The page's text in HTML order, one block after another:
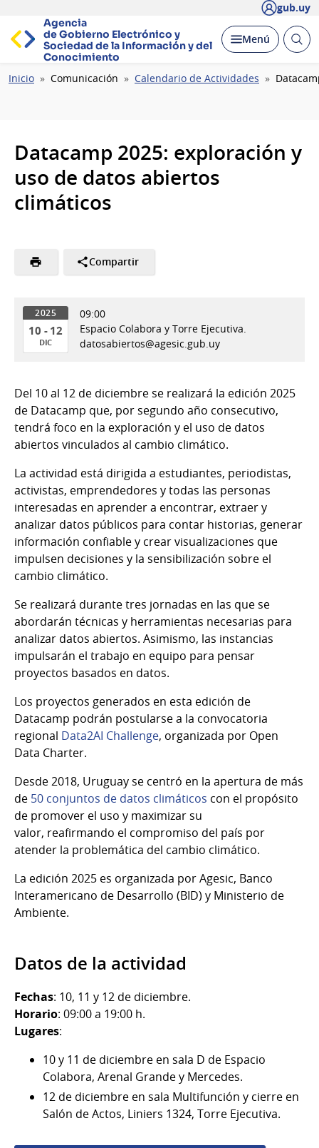
gub.uy
Agencia
de Gobierno Electrónico y
Sociedad de la Información y del
Conocimiento
Desplegar
Menú Abrir
Ruta
Inicio Comunicación Calendario de Actividades
Datacamp 2025: exploración y
uso de datos abiertos
climáticos
Compartir
2025
10 - 12
DIC
12
de
Dic
del
09:00
Espacio Colabora y Torre Ejecutiva.
datosabiertos@agesic.gub.uy
Del 10 al 12 de diciembre se realizará la edición 2025
de Datacamp que, por segundo año consecutivo,
tendrá foco en la exploración y el uso de datos
abiertos vinculados al cambio climático.
La actividad está dirigida a estudiantes, periodistas,
activistas, emprendedores y todas las personas
interesadas en aprender a encontrar, extraer y
analizar datos públicos para contar historias, generar
información confiable y crear visualizaciones que
impulsen decisiones y la sensibilización sobre el
cambio climático.
Se realizará durante tres jornadas en las que se
abordarán técnicas y herramientas necesarias para
analizar datos abiertos. Asimismo, las instancias
impulsarán el trabajo en equipo para pensar
proyectos basados en datos.
Los proyectos generados en esta edición de
Datacamp podrán postularse a la convocatoria
regional Data2AI Challenge, organizada por Open
Data Charter.
Desde 2018, Uruguay se centró en la apertura de más
de 50 conjuntos de datos climáticos con el propósito
de promover el uso y maximizar su
valor, reafirmando el compromiso del país por
atender la problemática del cambio climático.
La edición 2025 es organizada por Agesic, Banco
Interamericano de Desarrollo (BID) y Ministerio de
Ambiente.
Datos de la actividad
Fechas: 10, 11 y 12 de diciembre.
Horario: 09:00 a 19:00 h.
Lugares:
10 y 11 de diciembre en sala D de Espacio
Colabora, Arenal Grande y Mercedes.
12 de diciembre en sala Multifunción y cierre en
Salón de Actos, Liniers 1324, Torre Ejecutiva.